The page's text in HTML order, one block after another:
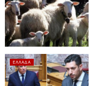
ΕΛΛΆΔΑ